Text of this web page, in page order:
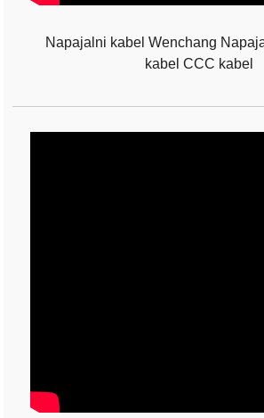
Napajalni kabel Wenchang
kabel CCC kabel